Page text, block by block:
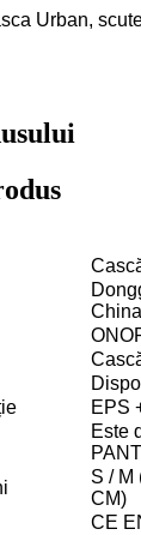
Urban,
China
EPS
Este
S / M
CM)
CE